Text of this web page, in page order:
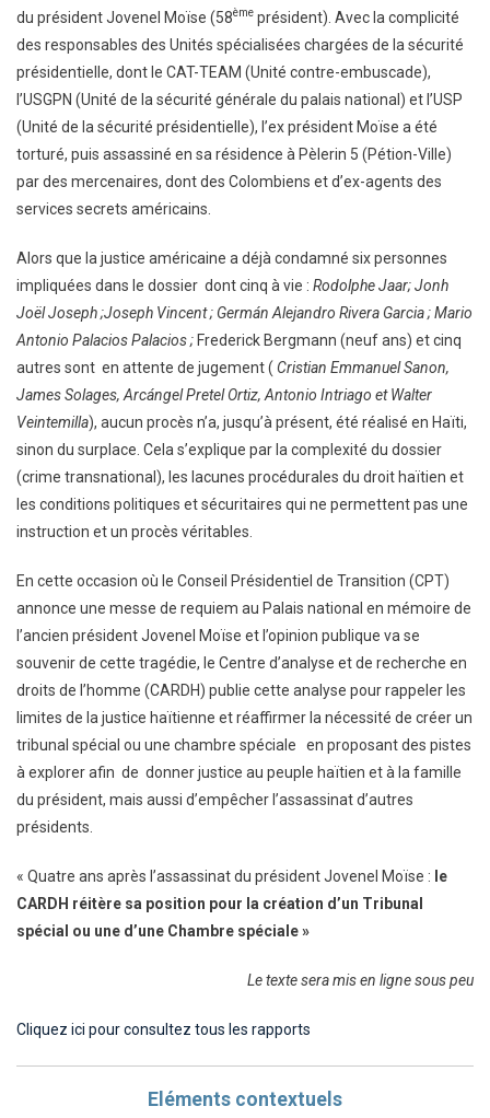
du président Jovenel Moïse (58ème président). Avec la complicité
des responsables des Unités spécialisées chargées de la sécurité
présidentielle, dont le CAT-TEAM (Unité contre-embuscade),
l’USGPN (Unité de la sécurité générale du palais national) et l’USP
(Unité de la sécurité présidentielle), l’ex président Moïse a été
torturé, puis assassiné en sa résidence à Pèlerin 5 (Pétion-Ville)
par des mercenaires, dont des Colombiens et d’ex-agents des
services secrets américains.
Alors que la justice américaine a déjà condamné six personnes
impliquées dans le dossier dont cinq à vie : Rodolphe Jaar; Jonh
Joël Joseph ;Joseph Vincent ; Germán Alejandro Rivera Garcia ; Mario
Antonio Palacios Palacios ; Frederick Bergmann (neuf ans) et cinq
autres sont en attente de jugement ( Cristian Emmanuel Sanon,
James Solages, Arcángel Pretel Ortiz, Antonio Intriago et Walter
Veintemilla), aucun procès n’a, jusqu’à présent, été réalisé en Haïti,
sinon du surplace. Cela s’explique par la complexité du dossier
(crime transnational), les lacunes procédurales du droit haïtien et
les conditions politiques et sécuritaires qui ne permettent pas une
instruction et un procès véritables.
En cette occasion où le Conseil Présidentiel de Transition (CPT)
annonce une messe de requiem au Palais national en mémoire de
l’ancien président Jovenel Moïse et l’opinion publique va se
souvenir de cette tragédie, le Centre d’analyse et de recherche en
droits de l’homme (CARDH) publie cette analyse pour rappeler les
limites de la justice haïtienne et réaffirmer la nécessité de créer un
tribunal spécial ou une chambre spéciale en proposant des pistes
à explorer afin de donner justice au peuple haïtien et à la famille
du président, mais aussi d’empêcher l’assassinat d’autres
présidents.
« Quatre ans après l’assassinat du président Jovenel Moïse : le
CARDH réitère sa position pour la création d’un Tribunal
spécial ou une d’une Chambre spéciale »
Le texte sera mis en ligne sous peu
Cliquez ici pour consultez tous les rapports
Eléments contextuels